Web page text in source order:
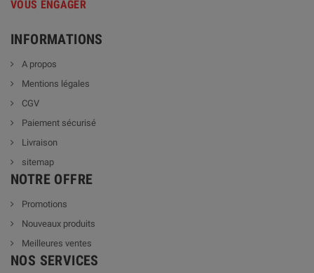
VOUS ENGAGER
INFORMATIONS
A propos
Mentions légales
CGV
Paiement sécurisé
Livraison
sitemap
NOTRE OFFRE
Promotions
Nouveaux produits
Meilleures ventes
NOS SERVICES